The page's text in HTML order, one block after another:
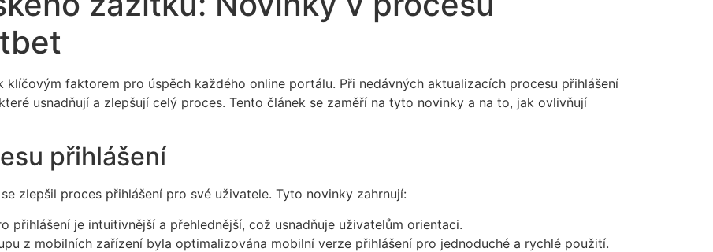
faktorem pro úspěch každého online portálu. Při nedávných aktualizacích procesu přihlášení
usnadňují a zlepšují celý proces. Tento článek se zaměří na tyto novinky a na to, jak ovlivňují
přihlášení
zlepšil proces přihlášení pro své uživatele. Tyto novinky zahrnují:
přihlášení je intuitivnější a přehlednější, což usnadňuje uživatelům orientaci.
z mobilních zařízení byla optimalizována mobilní verze přihlášení pro jednoduché a rychlé použití.